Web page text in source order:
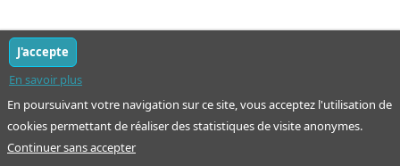
En poursuivant votre navigation sur ce site, vous acceptez l'utilisation de
cookies permettant de réaliser des statistiques de visite anonymes.
En savoir plus
J'accepte
Continuer sans accepter